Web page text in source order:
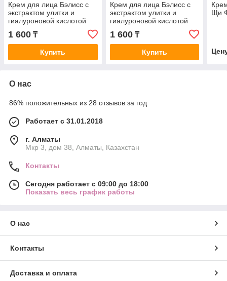
Крем для лица Бэлисс с
экстрактом улитки и
гиалуроновой кислотой
1 600 ₸
Купить
Крем для лица Бэлисс с
экстрактом улитки и
гиалуроновой кислотой
дневной
1 600₸
Купить
Щи
О нас
86% положительных из 28 отзывов за год
Работает с 31.01.2018
г. Алматы
Мкр 3, дом 38, Алматы, Казахстан
Контакты
Сегодня работает с 09:00 до 18:00
Показать весь график работы
О нас
Контакты
Доставка и оплата